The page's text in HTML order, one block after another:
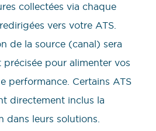
collectées via chaque
vers votre ATS.
de la source (canal) sera
précisée pour alimenter vos
performance. Certains ATS
directement inclus la
dans leurs solutions.